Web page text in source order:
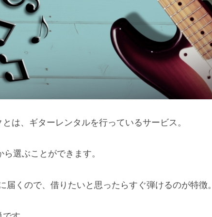
は、ギターレンタルを行っているサービス。
選ぶことができます。
届くので、借りたいと思ったらすぐ弾けるのが特徴。